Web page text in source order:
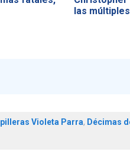
las
Violeta Parra, Décimas